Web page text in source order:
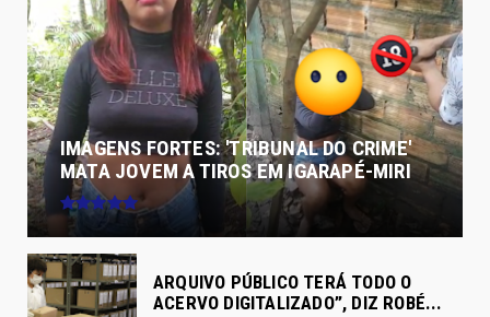
IMAGENS FORTES: 'TRIBUNAL DO CRIME'
MATA JOVEM A TIROS EM IGARAPÉ-MIRI
ARQUIVO PÚBLICO TERÁ TODO O
ACERVO DIGITALIZADO”, DIZ ROBÉ...